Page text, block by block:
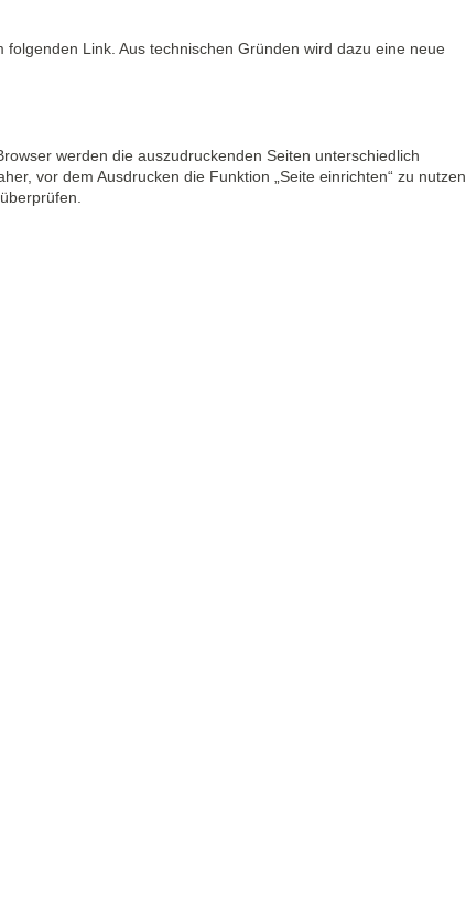
folgenden Link. Aus technischen Gründen wird dazu eine neue
werden die auszudruckenden Seiten unterschiedlich
vor dem Ausdrucken die Funktion „Seite einrichten“ zu nutzen